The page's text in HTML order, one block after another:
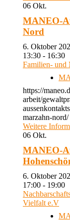
06 Okt.
MANEO-
Nord
6. Oktober
13:30 - 16:30
Familien- und
https://
arbeit/
marzahn-nord/
Weitere
06 Okt.
MANEO-
6. Oktober
17:00 - 19:00
Vielfalt e.V